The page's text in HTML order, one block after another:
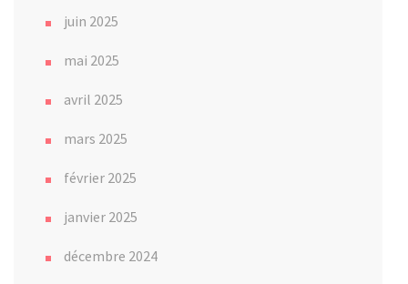
juin 2025
mai 2025
avril 2025
mars 2025
février 2025
janvier 2025
décembre 2024